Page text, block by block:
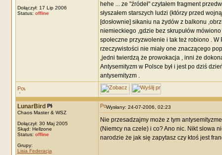
Dołączył: 17 Lip 2006
Status: offline
hehe ... ze "źródeł" czytałem fragment
słyszałem starszych ludzi (którzy przed
[dosłownie] sikaniu na żydów z balkonu
niemieckiego ,gdzie bez skrupułów
społeczne przyzwolenie i tak też robiono . W
rzeczywistości nie miały one znaczącego
,jedni twierdzą że prowokacja , inni że
Antysemityzm w Polsce był i jest po dziś
antysemityzm .
LunarBird
Chaos Master & WSZ
Dołączył: 30 Maj 2005
Skąd: Hellzone
Status: offline
Grupy:
Lisia Federacja
Wysłany: 24-07-2006, 02:23
Nie przesadzajmy może z tym
(Niemcy na czele) i co? Ano nic. Nikt slowa
narodzie że jak się zapytasz czy ktoś jest